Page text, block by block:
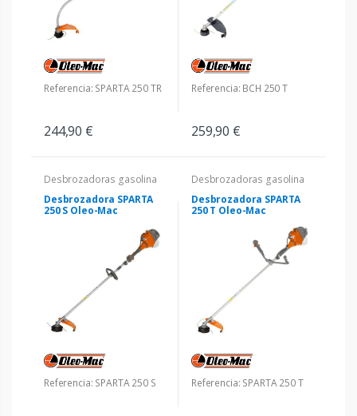
Referencia: SPARTA 250 TR
244,90 €
Referencia: BCH 250 T
259,90 €
Desbrozadoras gasolina
Desbrozadora SPARTA
250 S Oleo-Mac
Referencia: SPARTA 250 S
Desbrozadoras gasolina
Desbrozadora SPARTA
250 T Oleo-Mac
Referencia: SPARTA 250 T